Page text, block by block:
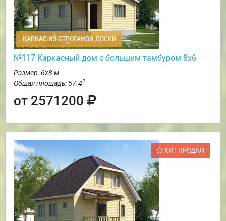
КАРКАС ИЗ СТРОГАНОЙ ДОСКИ
№117 Каркасный дом с большим тамбуром 8х6
Размер: 6х8 м
Общая площадь: 57.42
от 2571200
ХИТ ПРОДАЖ